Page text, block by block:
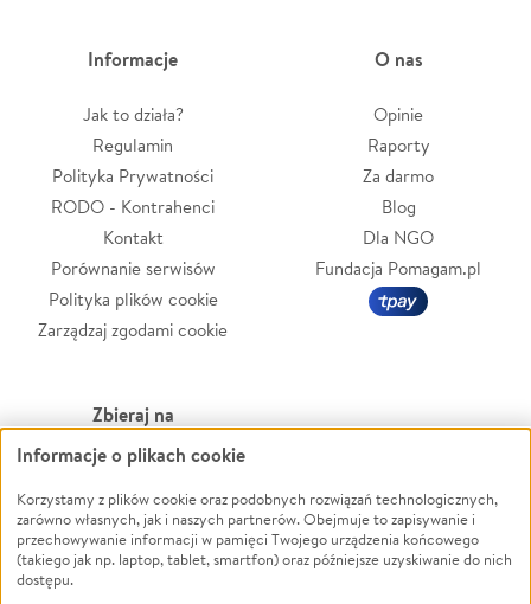
Informacje
Jak to działa?
Regulamin
Polityka Prywatności
RODO - Kontrahenci
Kontakt
Porównanie serwisów
Polityka plików cookie
Zarządzaj zgodami cookie
O nas
Opinie
Raporty
Za darmo
Blog
Dla NGO
Fundacja Pomagam.pl
Zbieraj na
Leczenie
Zwierzęta
Pożar
Ukraina
Powódź
Wichura
NGO
Informacje o plikach cookie
Korzystamy z plików cookie oraz podobnych rozwiązań technologicznych,
zarówno własnych, jak i naszych partnerów. Obejmuje to zapisywanie i
przechowywanie informacji w pamięci Twojego urządzenia końcowego
(takiego jak np. laptop, tablet, smartfon) oraz późniejsze uzyskiwanie do nich
dostępu.